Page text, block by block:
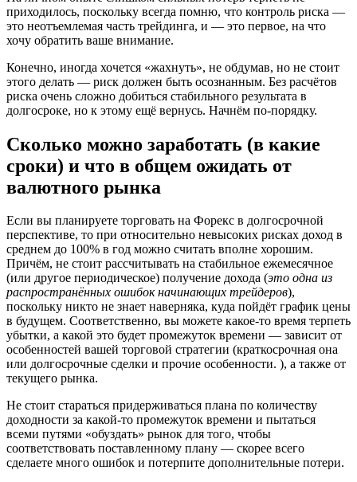
приходилось, поскольку всегда помню, что контроль риска —
это неотъемлемая часть трейдинга, и — это первое, на что
хочу обратить ваше внимание.
Конечно, иногда хочется «жахнуть», не обдумав, но не стоит
этого делать — риск должен быть осознанным. Без расчётов
риска очень сложно добиться стабильного результата в
долгосроке, но к этому ещё вернусь. Начнём по-порядку.
Сколько можно заработать (в какие
сроки) и что в общем ожидать от
валютного рынка
Если вы планируете торговать на Форекс в долгосрочной
перспективе, то при относительно невысоких рисках доход в
среднем до 100% в год можно считать вполне хорошим.
Причём, не стоит рассчитывать на стабильное ежемесячное
(или другое периодическое) получение дохода (это одна из
распространённых ошибок начинающих трейдеров),
поскольку никто не знает наверняка, куда пойдёт график цены
в будущем. Соответственно, вы можете какое-то время терпеть
убытки, а какой это будет промежуток времени — зависит от
особенностей вашей торговой стратегии (краткосрочная она
или долгосрочные сделки и прочие особенности. ), а также от
текущего рынка.
Не стоит стараться придерживаться плана по количеству
доходности за какой-то промежуток времени и пытаться
всеми путями «обуздать» рынок для того, чтобы
соответствовать поставленному плану — скорее всего
сделаете много ошибок и потерпите дополнительные потери.